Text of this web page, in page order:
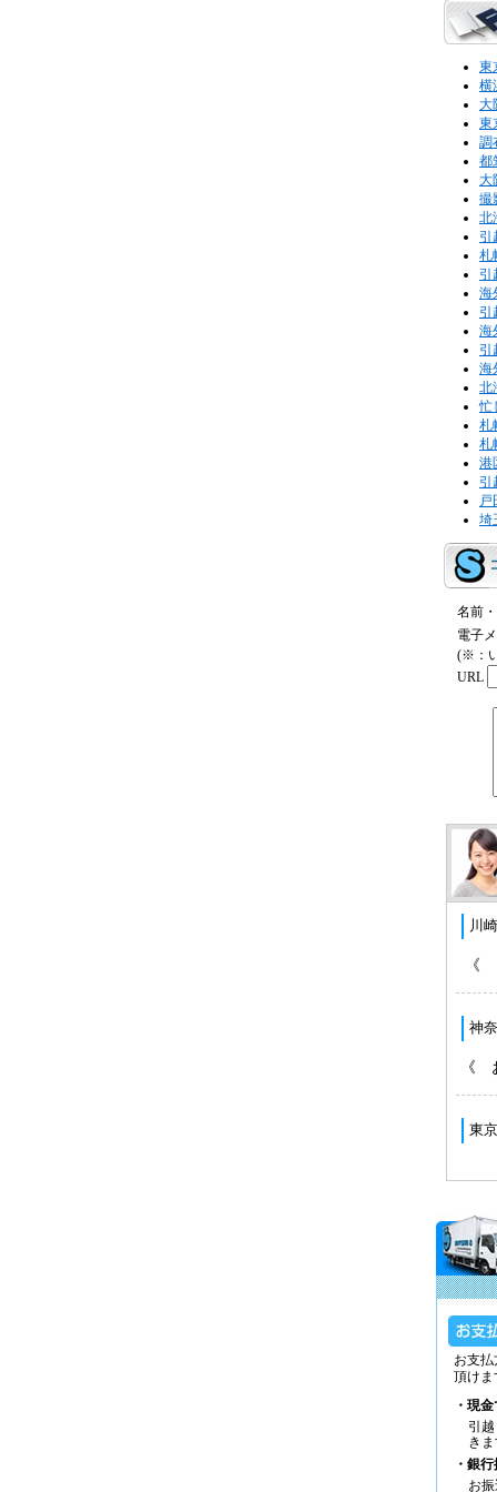
東
横
大
東
調
都
大
撮
北
引
札
引
海
引
海
引
海
北
忙
札
札
港
引
埼
名前
電子
(※：
URL
お支
頂けま
・現
引
き
・銀
お